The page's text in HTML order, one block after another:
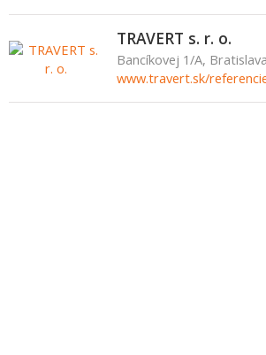
TRAVERT s. r. o.
Bancíkovej 1/A,
www.travert.sk/